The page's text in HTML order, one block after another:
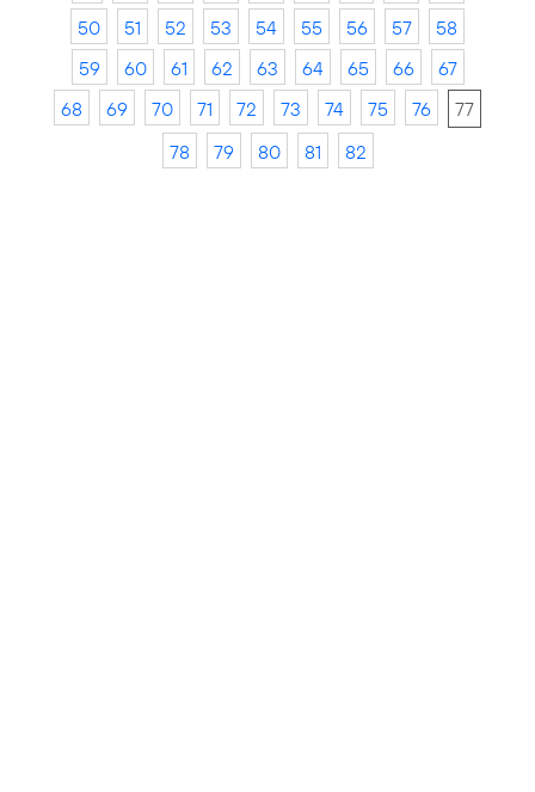
50
51 52 53 54 55 56 57
58
59
60 61 62 63 64 65 66
67
68
69 70 71 72 73 74 75 76
77
78
79 80 81 82